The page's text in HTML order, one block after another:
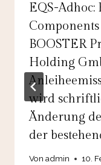
EQS-Adhoc:
BOOSTER
Holding
wird
Änderung
der
Von admin 10.